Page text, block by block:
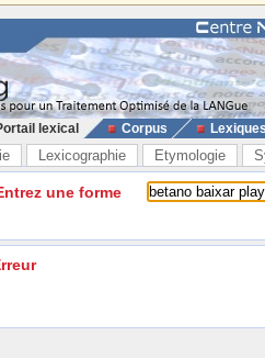
lexical Corpus
Lexicographie Etymologie
une forme